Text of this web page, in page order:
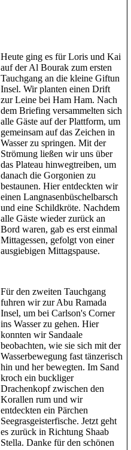
Heute ging es für Loris und Kai
auf der Al Bourak zum ersten
Tauchgang an die kleine Giftun
Insel. Wir planten einen Drift
zur Leine bei Ham Ham. Nach
dem Briefing versammelten sich
alle Gäste auf der Plattform, um
gemeinsam auf das Zeichen in
Wasser zu springen. Mit der
Strömung ließen wir uns über
das Plateau hinwegtreiben, um
danach die Gorgonien zu
bestaunen. Hier entdeckten wir
einen Langnasenbüschelbarsch
und eine Schildkröte. Nachdem
alle Gäste wieder zurück an
Bord waren, gab es erst einmal
Mittagessen, gefolgt von einer
ausgiebigen Mittagspause.
Für den zweiten Tauchgang
fuhren wir zur Abu Ramada
Insel, um bei Carlson's Corner
ins Wasser zu gehen. Hier
konnten wir Sandaale
beobachten, wie sie sich mit der
Wasserbewegung fast tänzerisch
hin und her bewegten. Im Sand
kroch ein buckliger
Drachenkopf zwischen den
Korallen rum und wir
entdeckten ein Pärchen
Seegrasgeisterfische. Jetzt geht
es zurück in Richtung Shaab
Stella. Danke für den schönen